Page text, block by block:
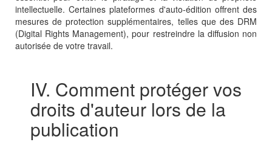
intellectuelle. Certaines plateformes d'auto-édition offrent des
mesures de protection supplémentaires, telles que des DRM
(Digital Rights Management), pour restreindre la diffusion non
autorisée de votre travail.
IV. Comment protéger vos
droits d'auteur lors de la
publication